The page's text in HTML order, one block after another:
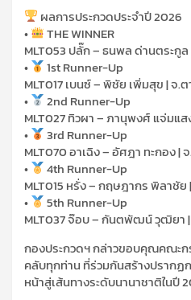
ผลการประกวดประจำปี 2026
•
THE WINNER
MLT053 ปลั๊ก – ธนพล ด่านตระกูล
•
1st Runner-Up
MLT017 เบนซ์ – พิชัย เพิ่มสุข | จ.
•
2nd Runner-Up
MLT027 ทิวผา – ภานุพงศ์ แจ่มแ
•
3rd Runner-Up
MLT070 อาเฉิง – อัศฎา ทะกอง |
•
4th Runner-Up
MLT015 หรั่ง – กฤษฎากร พิลาชัย
•
5th Runner-Up
MLT037 จ๊อบ – กันตพัฒน์ วุฒิยา
กองประกวดฯ กล่าวขอบคุณคณะ
คลับทุกท่าน ที่ร่วมกันสร้างปราก
หน้าสู่เส้นทางระดับนานาชาติในปี